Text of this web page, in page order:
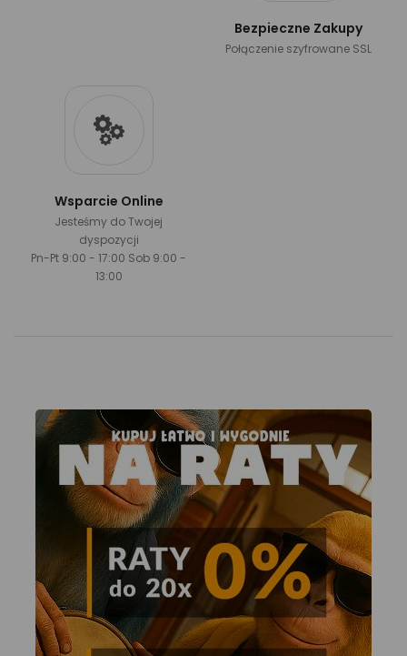
Bezpieczne Zakupy
Połączenie szyfrowane SSL
Wsparcie Online
Jesteśmy do Twojej
dyspozycji
Pn-Pt 9:00 - 17:00 Sob 9:00 -
13:00